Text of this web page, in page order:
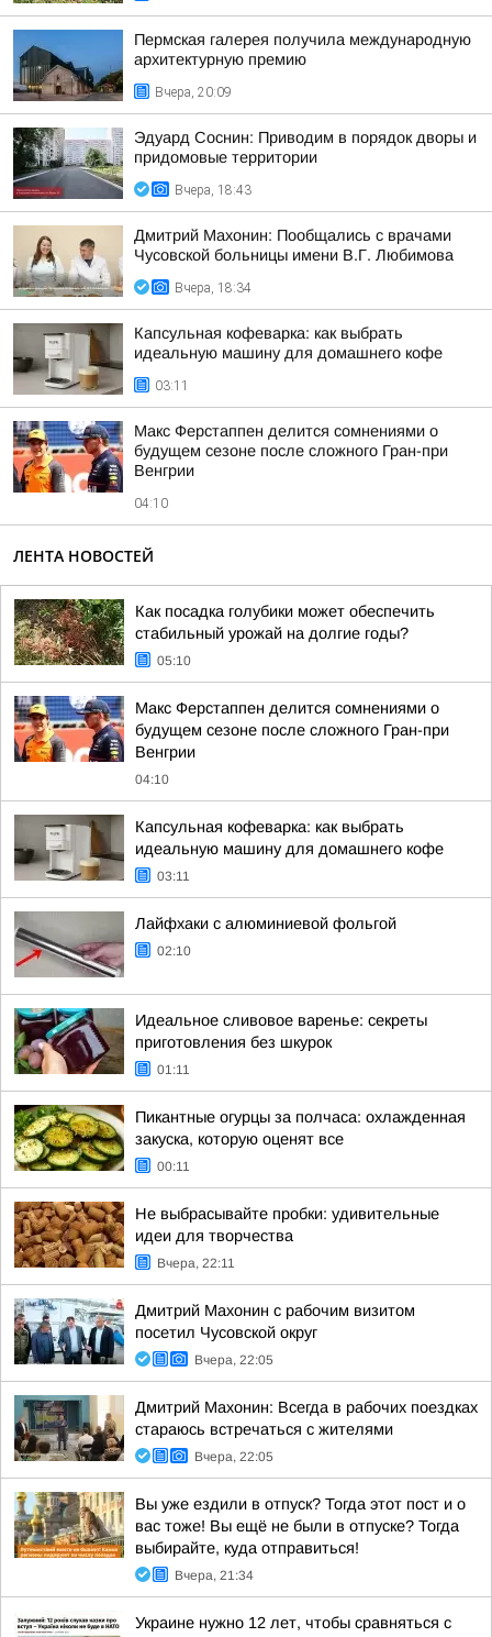
Пермская галерея получила международную
архитектурную премию
Вчера, 20:09
Эдуард Соснин: Приводим в порядок дворы и
придомовые территории
Вчера, 18:43
Дмитрий Махонин: Пообщались с врачами
Чусовской больницы имени В.Г. Любимова
Вчера, 18:34
Капсульная кофеварка: как выбрать
идеальную машину для домашнего кофе
03:11
Макс Ферстаппен делится сомнениями о
будущем сезоне после сложного Гран-при
Венгрии
04:10
ЛЕНТА НОВОСТЕЙ
Как посадка голубики может обеспечить
стабильный урожай на долгие годы?
05:10
Макс Ферстаппен делится сомнениями о
будущем сезоне после сложного Гран-при
Венгрии
04:10
Капсульная кофеварка: как выбрать
идеальную машину для домашнего кофе
03:11
Лайфхаки с алюминиевой фольгой
02:10
Идеальное сливовое варенье: секреты
приготовления без шкурок
01:11
Пикантные огурцы за полчаса: охлажденная
закуска, которую оценят все
00:11
Не выбрасывайте пробки: удивительные
идеи для творчества
Вчера, 22:11
Дмитрий Махонин с рабочим визитом
посетил Чусовской округ
Вчера, 22:05
Дмитрий Махонин: Всегда в рабочих поездках
стараюсь встречаться с жителями
Вчера, 22:05
Вы уже ездили в отпуск? Тогда этот пост и о
вас тоже! Вы ещё не были в отпуске? Тогда
выбирайте, куда отправиться!
Вчера, 21:34
Украине нужно 12 лет, чтобы сравняться с